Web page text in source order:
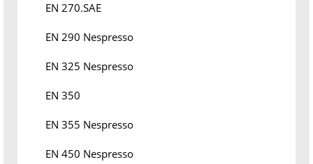
EN 270.SAE
EN 290 Nespresso
EN 325 Nespresso
EN 350
EN 355 Nespresso
EN 450 Nespresso